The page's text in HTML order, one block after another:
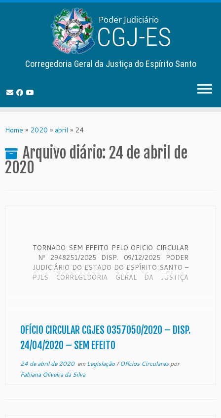
to
Corregedoria Geral da Justiça do Espírito Santo
Home » 2020 » abril » 24
Arquivo diário: 24 de abril de
2020
TORNADO SEM EFEITO PELO OFICIO CIRCULAR
Nº 2948251/2025 DISP. 09/12/2025 PODER
JUDICIÁRIO DO ESTADO DO ESPÍRITO SANTO –
PJES CORREGEDORIA GERAL DA JUSTIÇA
CONSIDERANDO que a Corregedoria Geral da
Justiça é órgão de ﬁscalização, disciplina […]
OFÍCIO CIRCULAR CGJES 0357050/2020 – DISP.
24/04/2020 – SEM EFEITO
24 de abril de 2020em Legislação/Ofícios Circularespor
Fabiana Oliveira da Silva